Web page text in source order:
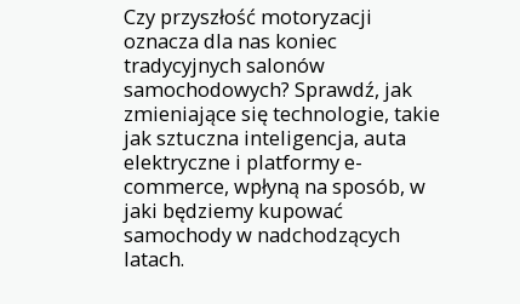
Czy przyszłość motoryzacji
oznacza dla nas koniec
tradycyjnych salonów
samochodowych? Sprawdź, jak
zmieniające się technologie, takie
jak sztuczna inteligencja, auta
elektryczne i platformy e-
commerce, wpłyną na sposób, w
jaki będziemy kupować
samochody w nadchodzących
latach.